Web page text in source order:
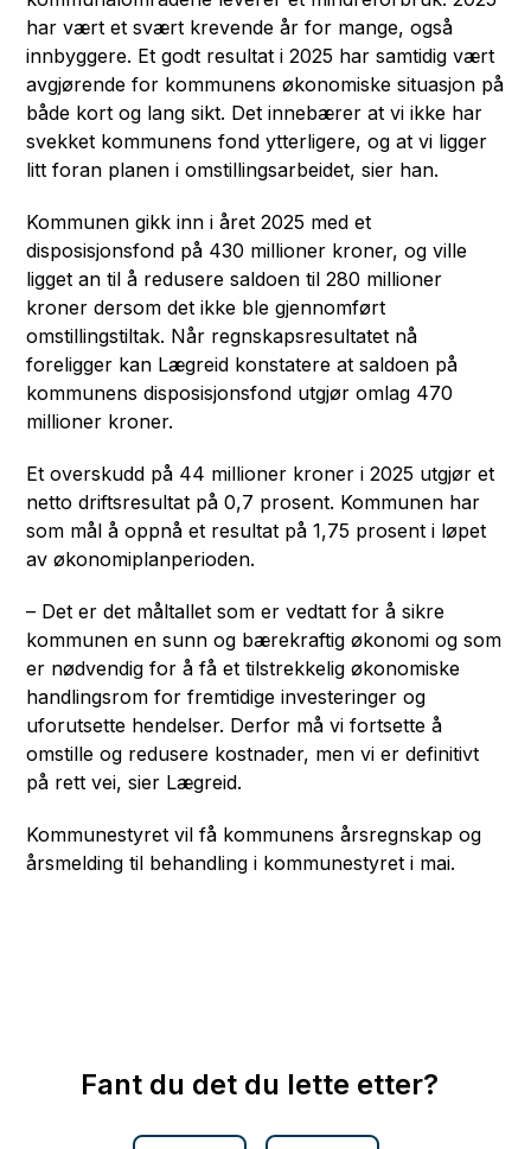
har vært et svært krevende år for mange, også
innbyggere. Et godt resultat i 2025 har samtidig vært
avgjørende for kommunens økonomiske situasjon på
både kort og lang sikt. Det innebærer at vi ikke har
svekket kommunens fond ytterligere, og at vi ligger
litt foran planen i omstillingsarbeidet, sier han.
Kommunen gikk inn i året 2025 med et
disposisjonsfond på 430 millioner kroner, og ville
ligget an til å redusere saldoen til 280 millioner
kroner dersom det ikke ble gjennomført
omstillingstiltak. Når regnskapsresultatet nå
foreligger kan Lægreid konstatere at saldoen på
kommunens disposisjonsfond utgjør omlag 470
millioner kroner.
Et overskudd på 44 millioner kroner i 2025 utgjør et
netto driftsresultat på 0,7 prosent. Kommunen har
som mål å oppnå et resultat på 1,75 prosent i løpet
av økonomiplanperioden.
– Det er det måltallet som er vedtatt for å sikre
kommunen en sunn og bærekraftig økonomi og som
er nødvendig for å få et tilstrekkelig økonomiske
handlingsrom for fremtidige investeringer og
uforutsette hendelser. Derfor må vi fortsette å
omstille og redusere kostnader, men vi er definitivt
på rett vei, sier Lægreid.
Kommunestyret vil få kommunens årsregnskap og
årsmelding til behandling i kommunestyret i mai.
Fant du det du lette etter?